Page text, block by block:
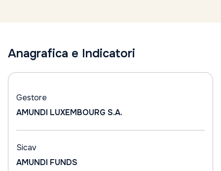
Anagrafica e Indicatori
Gestore
AMUNDI LUXEMBOURG S.A.
Sicav
AMUNDI FUNDS